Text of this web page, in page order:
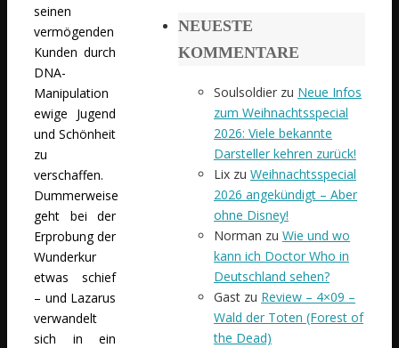
seinen
vermögenden
Kunden durch
DNA-
Manipulation
ewige Jugend
und Schönheit
zu
verschaffen.
Dummerweise
geht bei der
Erprobung der
Wunderkur
etwas schief
– und Lazarus
verwandelt
sich in ein
NEUESTE
KOMMENTARE
Soulsoldier zu Neue Infos
zum Weihnachtsspecial
2026: Viele bekannte
Darsteller kehren zurück!
Lix zu Weihnachtsspecial
2026 angekündigt – Aber
ohne Disney!
Norman zu Wie und wo
kann ich Doctor Who in
Deutschland sehen?
Gast zu Review – 4×09 –
Wald der Toten (Forest of
the Dead)